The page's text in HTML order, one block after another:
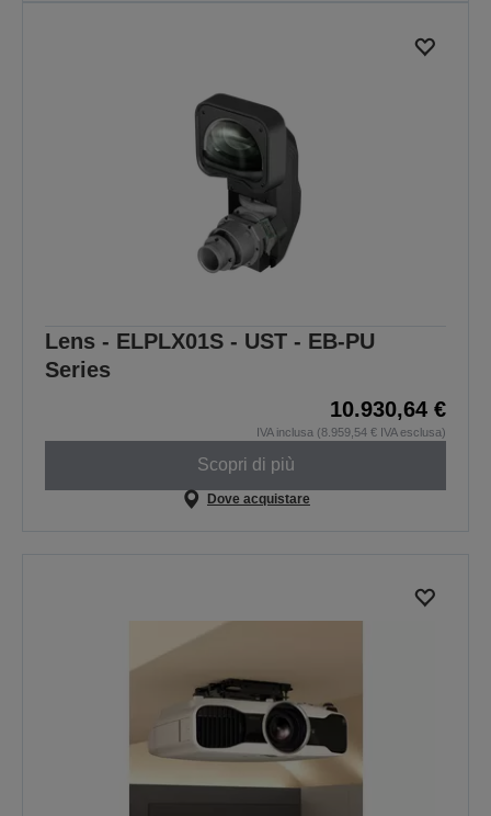
Lens - ELPLX01S - UST - EB-PU
Series
10.930,64 €
IVA inclusa (8.959,54 € IVA esclusa)
Scopri di più
Dove acquistare